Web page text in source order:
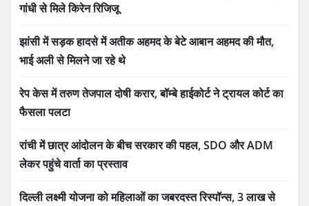
गांधी से मिले किरेन रिजिजू
झांसी में सड़क हादसे में अतीक अहमद के बेटे आबान अहमद की मौत,
भाई अली से मिलने जा रहे थे
रेप केस में तरुण तेजपाल दोषी करार, बॉम्बे हाईकोर्ट ने ट्रायल कोर्ट का
फैसला पलटा
रांची में छात्र आंदोलन के बीच सरकार की पहल, SDO और ADM
लेकर पहुंचे वार्ता का प्रस्ताव
दिल्ली लक्ष्मी योजना को महिलाओं का जबरदस्त रिस्पॉन्स, 3 लाख से